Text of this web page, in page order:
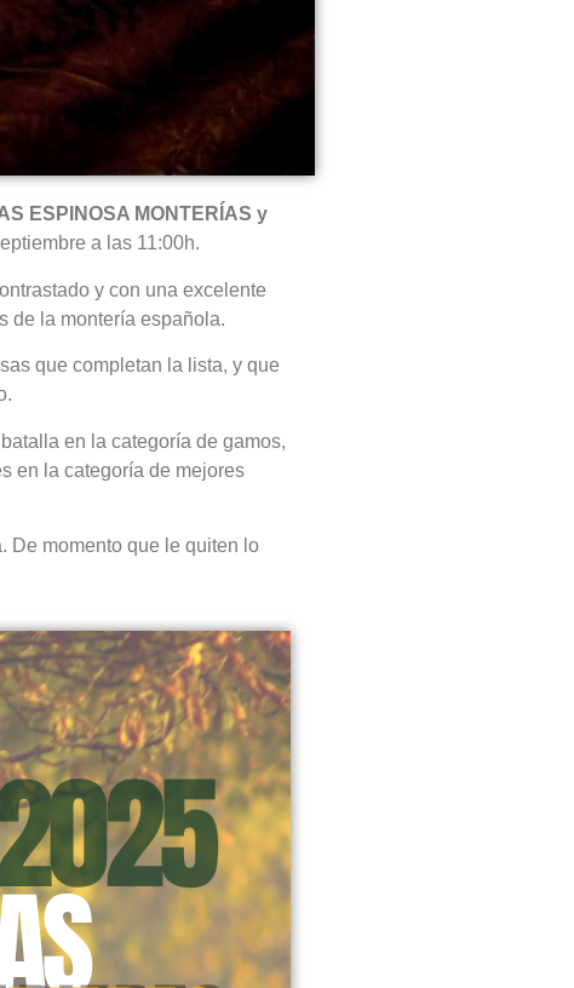
ESPINOSA MONTERÍAS y
a las 11:00h.
y con una excelente
de la montería española.
que completan la lista, y que
en la categoría de gamos,
en la categoría de mejores
De momento que le quiten lo